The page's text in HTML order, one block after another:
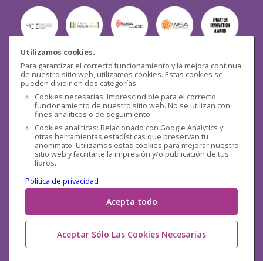
Utilizamos cookies.
Para garantizar el correcto funcionamiento y la mejora continua
de nuestro sitio web, utilizamos cookies. Estas cookies se
pueden dividir en dos categorías:
Cookies necesarias: Imprescindible para el correcto
funcionamiento de nuestro sitio web. No se utilizan con
fines analíticos o de seguimiento.
Cookies analíticas: Relacionado con Google Analytics y
otras herramientas estadísticas que preservan tu
anonimato. Utilizamos estas cookies para mejorar nuestro
sitio web y facilitarte la impresión y/o publicación de tus
libros.
Política de privacidad
.
Acepta todo
Aceptar Sólo Las Cookies Necesarias
Seguridad
Redes sociales